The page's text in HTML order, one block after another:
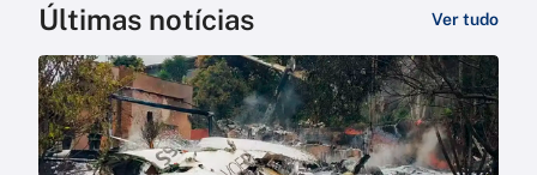
Últimas notícias Ver tudo